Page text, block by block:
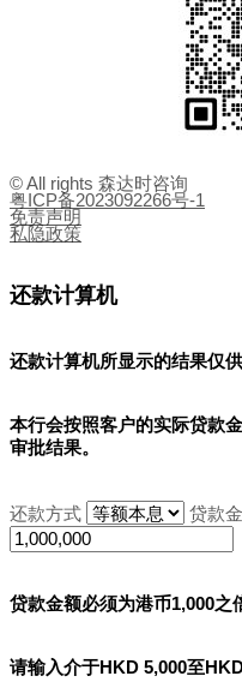
© All rights 森达时咨询
粤ICP备2023092266号-1
免责声明
私隐政策
还款计算机
还款计算机所显示的结果仅
本行会按照客户的实际贷款
审批结果。
还款方式 贷款
贷款金额必须为港币1,000之
请输入介于HKD 5,000至